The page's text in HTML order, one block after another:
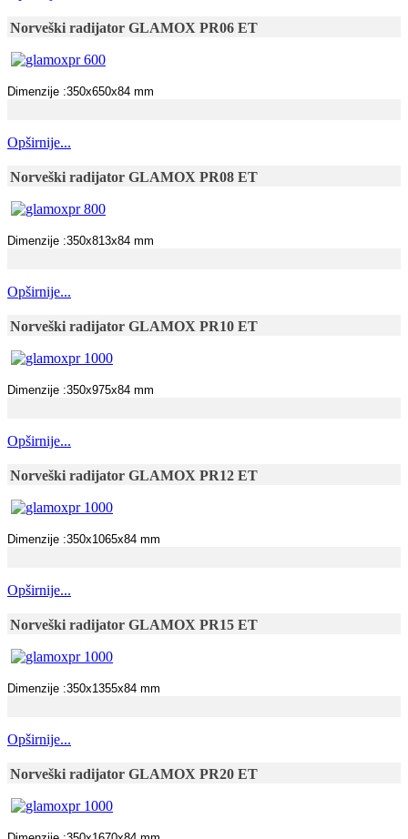
Norveški radijator GLAMOX PR06 ET
Dimenzije :350x650x84 mm
Opširnije...
Norveški radijator GLAMOX PR08 ET
Dimenzije :350x813x84 mm
Opširnije...
Norveški radijator GLAMOX PR10 ET
Dimenzije :350x975x84 mm
Opširnije...
Norveški radijator GLAMOX PR12 ET
Dimenzije :350x1065x84 mm
Opširnije...
Norveški radijator GLAMOX PR15 ET
Dimenzije :350x1355x84 mm
Opširnije...
Norveški radijator GLAMOX PR20 ET